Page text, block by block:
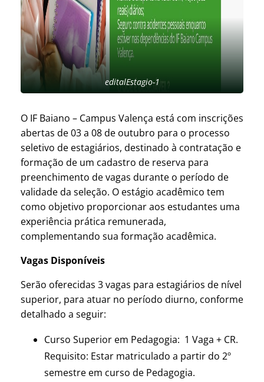
editalEstagio-1
O IF Baiano – Campus Valença está com inscrições
abertas de 03 a 08 de outubro para o processo
seletivo de estagiários, destinado à contratação e
formação de um cadastro de reserva para
preenchimento de vagas durante o período de
validade da seleção. O estágio acadêmico tem
como objetivo proporcionar aos estudantes uma
experiência prática remunerada,
complementando sua formação acadêmica.
Vagas Disponíveis
Serão oferecidas 3 vagas para estagiários de nível
superior, para atuar no período diurno, conforme
detalhado a seguir:
Curso Superior em Pedagogia: 1 Vaga + CR.
Requisito: Estar matriculado a partir do 2º
semestre em curso de Pedagogia.